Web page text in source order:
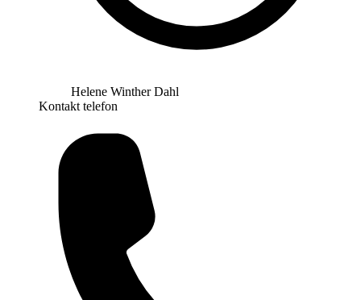
Helene Winther Dahl
Kontakt telefon